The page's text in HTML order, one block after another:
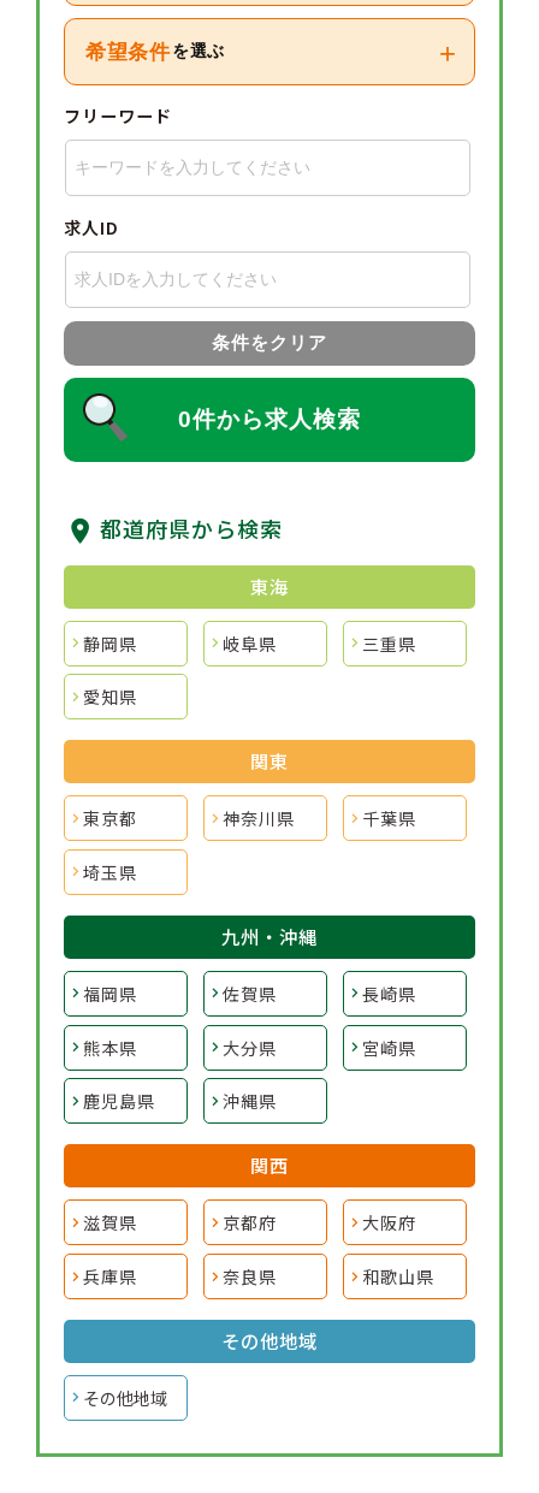
希望条件 を選ぶ +
フリーワード
求人ID
条件をクリア
0件から求人検索
都道府県から検索
東海
静岡県 岐阜県 三重県
愛知県
関東
東京都 神奈川県 千葉県
埼玉県
九州・沖縄
福岡県 佐賀県 長崎県
熊本県 大分県 宮崎県
鹿児島県 沖縄県
関西
滋賀県 京都府 大阪府
兵庫県 奈良県 和歌山県
その他地域
その他地域